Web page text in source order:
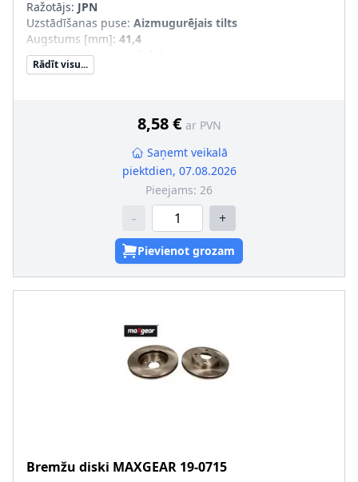
Ražotājs: JPN
Uzstādīšanas puse: Aizmugurējais tilts
Augstums [mm]: 41,4
Bremžu diska tips
Bremžu diska biezums [mm]
:114,3
Rumbas diametrs [mm]: 76
Rādīt visu...
8,58 € ar PVN
Saņemt veikalā
piektdien, 07.08.2026
Pieejams: 26
- +
Pievienot grozam
Bremžu diski MAXGEAR 19-0715